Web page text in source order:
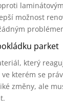
možnost
parket
který
kterém se
změny, ale